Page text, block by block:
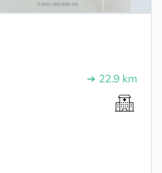
➔ 22.9 km